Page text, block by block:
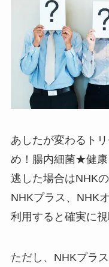
あしたが変わるト
め！腸内細菌★健康
逃した場合はNHK
NHKプラス、NHK
利用すると確実に
ただし、NHKプラ